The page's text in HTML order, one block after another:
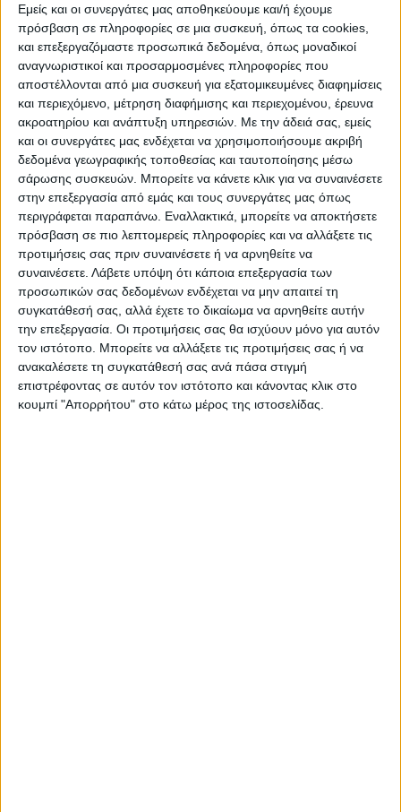
Εμείς και οι συνεργάτες μας αποθηκεύουμε και/ή έχουμε
πρόσβαση σε πληροφορίες σε μια συσκευή, όπως τα cookies,
και επεξεργαζόμαστε προσωπικά δεδομένα, όπως μοναδικοί
αναγνωριστικοί και προσαρμοσμένες πληροφορίες που
αποστέλλονται από μια συσκευή για εξατομικευμένες διαφημίσεις
και περιεχόμενο, μέτρηση διαφήμισης και περιεχομένου, έρευνα
ακροατηρίου και ανάπτυξη υπηρεσιών. Με την άδειά σας, εμείς
και οι συνεργάτες μας ενδέχεται να χρησιμοποιήσουμε ακριβή
δεδομένα γεωγραφικής τοποθεσίας και ταυτοποίησης μέσω
σάρωσης συσκευών. Μπορείτε να κάνετε κλικ για να συναινέσετε
στην επεξεργασία από εμάς και τους συνεργάτες μας όπως
περιγράφεται παραπάνω. Εναλλακτικά, μπορείτε να αποκτήσετε
πρόσβαση σε πιο λεπτομερείς πληροφορίες και να αλλάξετε τις
προτιμήσεις σας πριν συναινέσετε ή να αρνηθείτε να
συναινέσετε. Λάβετε υπόψη ότι κάποια επεξεργασία των
προσωπικών σας δεδομένων ενδέχεται να μην απαιτεί τη
συγκατάθεσή σας, αλλά έχετε το δικαίωμα να αρνηθείτε αυτήν
την επεξεργασία. Οι προτιμήσεις σας θα ισχύουν μόνο για αυτόν
τον ιστότοπο. Μπορείτε να αλλάξετε τις προτιμήσεις σας ή να
ανακαλέσετε τη συγκατάθεσή σας ανά πάσα στιγμή
επιστρέφοντας σε αυτόν τον ιστότοπο και κάνοντας κλικ στο
κουμπί "Απορρήτου" στο κάτω μέρος της ιστοσελίδας.
Σύμφωνα με την άδεια που εκδόθηκε χθες,
το εμβαδόν κάλυψης του κτιρίου είναι 1.119
τμ και περιλαμβάνει έναν όροφο, ενώ το
εμβαδόν δόμησης 1.110 τμ. Το εμβαδόν του
ακάλυπτου χώρου του οικοπέδου είναι
1.558 τμ. Ο συνολικός όγκος του κτιρίου
(άνω εδάφους) είναι 4.383 τμ.
Αναλυτικότερα στην έντυπη έκδοση του Νέου
Αγώνα
Τελευταίες Ειδήσεις Σήμερα
Ακολούθησε την εφημερίδα ΝΕΟΣ
ΑΓΩΝ στο Google News!
Όλες οι εξελίξεις στην περιοχή της
Καρδίτσας και ευρύτερα της Θεσσαλίας